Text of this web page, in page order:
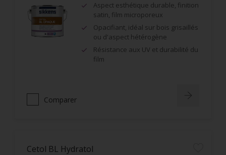
Aspect esthétique durable, finition
satin, film microporeux
Opacifiant, idéal sur bois grisaillés
ou d'aspect hétérogène
Résistance aux UV et durabilité du
film
Comparer
Cetol BL Hydratol